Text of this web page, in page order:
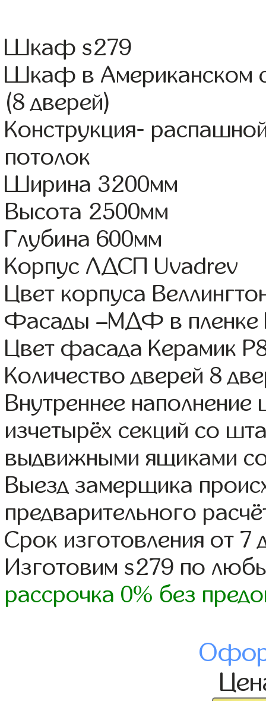
Шкаф s279
Шкаф в Американском
(8 дверей)
Конструкция-
потолок
Ширина 3200мм
Высота 2500мм
Глубина 600мм
Корпус ЛДСП Uvadrev
Цвет корпуса
Фасады –МДФ в пленке
Цвет фасада Керамик
Количество дверей 8
Внутреннее
изчетырёх секций со
выдвижными ящиками
Выезд замерщика
предварительного
Срок изготовления от 7
Изготовим s279 по
рассрочка 0% без